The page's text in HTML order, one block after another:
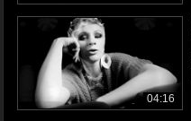
04:16